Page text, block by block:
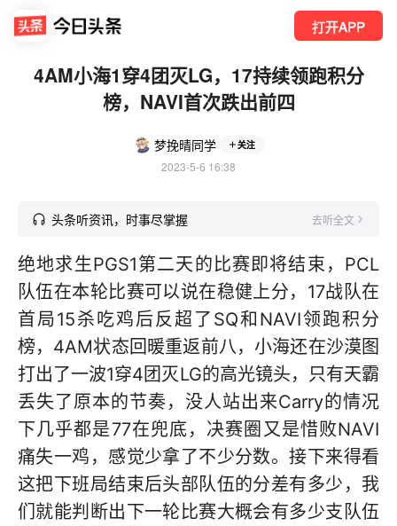
打开APP
4AM小海1穿4团灭LG，17持续领跑积分
榜，NAVI首次跌出前四
梦挽晴同学 关注
2023-5-6 16:38
头条听资讯，时事尽掌握 去听全文
绝地求生PGS1第二天的比赛即将结束，PCL
队伍在本轮比赛可以说在稳健上分，17战队在
首局15杀吃鸡后反超了SQ和NAVI领跑积分
榜，4AM状态回暖重返前八，小海还在沙漠图
打出了一波1穿4团灭LG的高光镜头，只有天霸
丢失了原本的节奏，没人站出来Carry的情况
下几乎都是77在兜底，决赛圈又是惜败NAVI
痛失一鸡，感觉少拿了不少分数。接下来得看
这把下班局结束后头部队伍的分差有多少，我
们就能判断出下一轮比赛大概会有多少支队伍